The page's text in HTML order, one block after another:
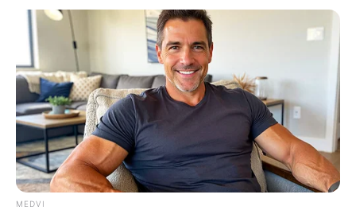
ความเชื่อที่ 1
ห้ามแต่งงานในวันพุธ โดยทางโหราศาสตร์
เชื่อว่า ดาวพุธนั้นมีวงโคจรที่เปลี่ยนแปลงตลอดเวลา เดี๋ยว
เดินเร็ว เดี๋ยวเดินช้า ฉะนั้นคนโบราณสมัยก่อนจึงเชื่อกันว่า
ถ้าแต่งงานวันพุธก็จะเป็นเหมือนดาวพุธ ที่ไม่มีอะไรแน่นอน
ซึ่งอาจทำให้คู่บ่าวสาวฝ่ายใดฝ่ายหนึ่งเกิดการโลเล เปลี่ยน
ใจเหมือนดาวพุธก็เป็นได้ ซึ่งปัญหานี้จะนำไปสู่การนอกใจ
หย่าร้างได้เลย
MEDVI